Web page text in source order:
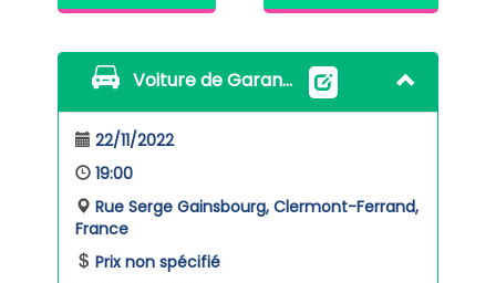
Voiture de Garance
22/11/2022
19:00
Rue Serge Gainsbourg, Clermont-Ferrand,
France
Prix non spécifié